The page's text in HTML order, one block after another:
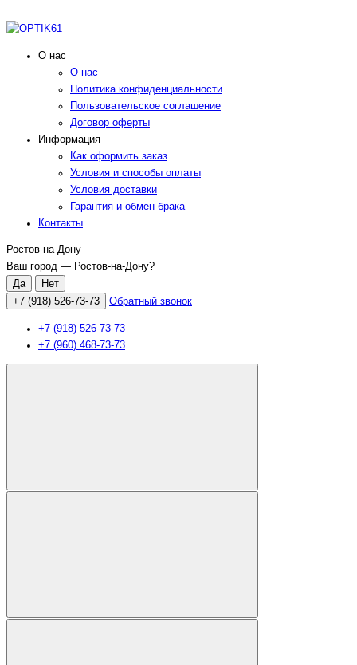
О нас
О нас
Политика конфиденциальности
Пользовательское соглашение
Договор оферты
Информация
Как оформить заказ
Условия и способы оплаты
Условия доставки
Гарантия и обмен брака
Контакты
Ростов-на-Дону
Ваш город — Ростов-на-Дону?
+7 (918) 526-73-73 Обратный звонок
+7 (918) 526-73-73
+7 (960) 468-73-73